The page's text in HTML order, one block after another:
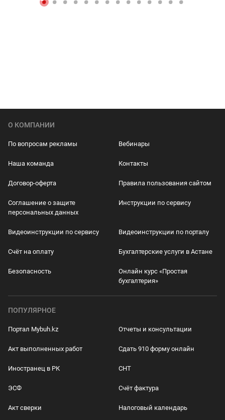
О КОМПАНИИ
По вопросам рекламы Вебинары
Наша команда Контакты
Договор-оферта Правила пользования сайтом
Соглашение о защите
персональных данных
Инструкции по сервису
Видеоинструкции по сервису Видеоинструкции по порталу
Счёт на оплату Бухгалтерские услуги в Астане
Безопасность
Онлайн курс «Простая
бухгалтерия»
ПОПУЛЯРНОЕ
Портал Mybuh.kz Отчеты и консультации
Акт выполненных работ Сдать 910 форму онлайн
Иностранец в РК СНТ
ЭСФ Счёт фактура
Акт сверки Налоговый календарь